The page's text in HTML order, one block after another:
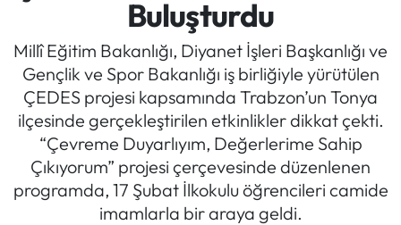
Buluşturdu
Millî Eğitim Bakanlığı, Diyanet İşleri Başkanlığı ve
Gençlik ve Spor Bakanlığı iş birliğiyle yürütülen
ÇEDES projesi kapsamında Trabzon’un Tonya
ilçesinde gerçekleştirilen etkinlikler dikkat çekti.
“Çevreme Duyarlıyım, Değerlerime Sahip
Çıkıyorum” projesi çerçevesinde düzenlenen
programda, 17 Şubat İlkokulu öğrencileri camide
imamlarla bir araya geldi.
Politik Kulis
Dünya
Magazin
Mektup Galeri
Tüm Manşetler
Son Dakika Haberleri
Haber Arşivi